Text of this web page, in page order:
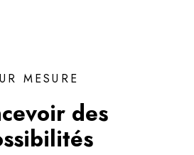
MESURE
des